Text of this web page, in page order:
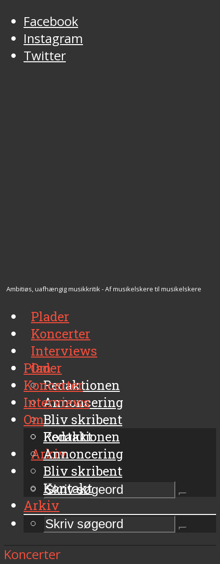
Facebook
Instagram
Twitter
Ambitiøs, uafhængig musikkritik - Af musikelskere til musikelskere
Plader
Koncerter
Interviews
Om
Redaktionen
Annoncering
Bliv skribent
Kontakt
Arkiv
Plader
Koncerter
Interviews
Om
Redaktionen
Annoncering
Bliv skribent
Kontakt
Arkiv
Koncerter